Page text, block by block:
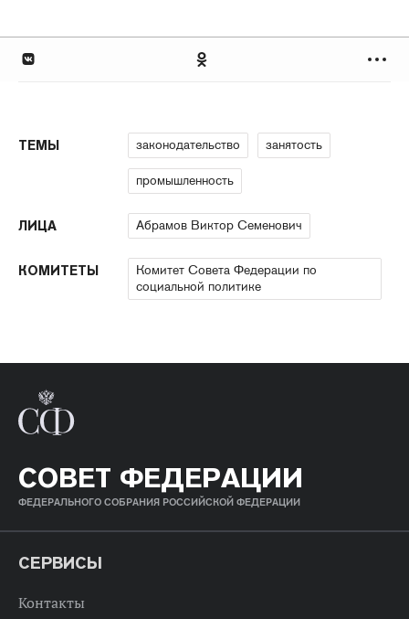
ТЕМЫ законодательство занятость
промышленность
ЛИЦА Абрамов Виктор Семенович
КОМИТЕТЫ
Комитет Совета Федерации по
социальной политике
СОВЕТ ФЕДЕРАЦИИ
ФЕДЕРАЛЬНОГО СОБРАНИЯ РОССИЙСКОЙ ФЕДЕРАЦИИ
СЕРВИСЫ
Контакты